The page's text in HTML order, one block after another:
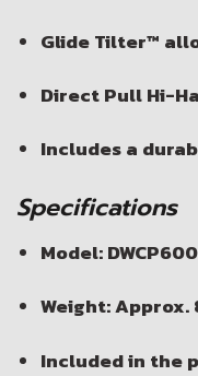
Glide Tilter™
Direct Pull Hi-
Includes a
Specifications
Model:
Weight: Approx.
Included in the